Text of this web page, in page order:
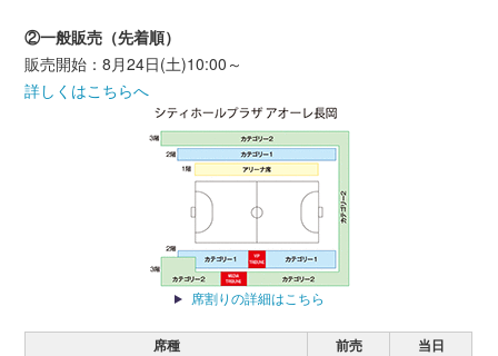
②一般販売（先着順）
販売開始：8月24日(土)10:00～
詳しくはこちらへ
席割りの詳細はこちら
席種 前売 当日